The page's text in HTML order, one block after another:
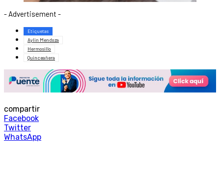
- Advertisement -
Etiquetas
Aylin Mendoza
Hermosillo
Quinceañera
compartir
Facebook
Twitter
WhatsApp